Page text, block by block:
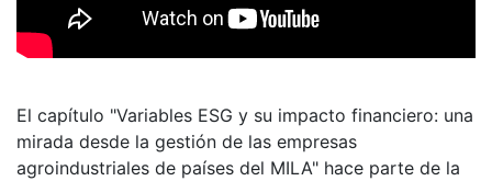
El capítulo "Variables ESG y su impacto financiero: una
mirada desde la gestión de las empresas
agroindustriales de países del MILA" hace parte de la